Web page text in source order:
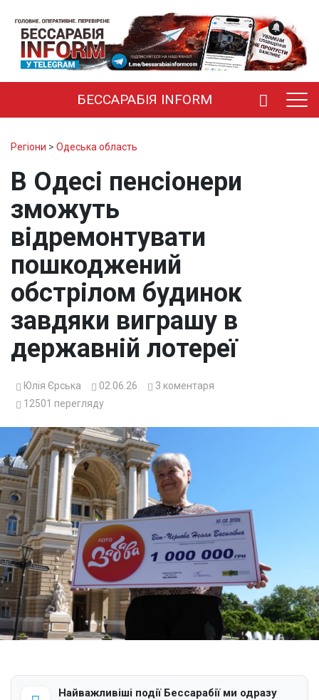
БЕССАРАБІЯ INFORM
Регіони > Одеська область
В Одесі пенсіонери
зможуть
відремонтувати
пошкоджений
обстрілом будинок
завдяки виграшу в
державній лотереї
Юлія Єрська 02.06.26 3 коментаря
12501 перегляду
Найважливіші події Бессарабії ми одразу